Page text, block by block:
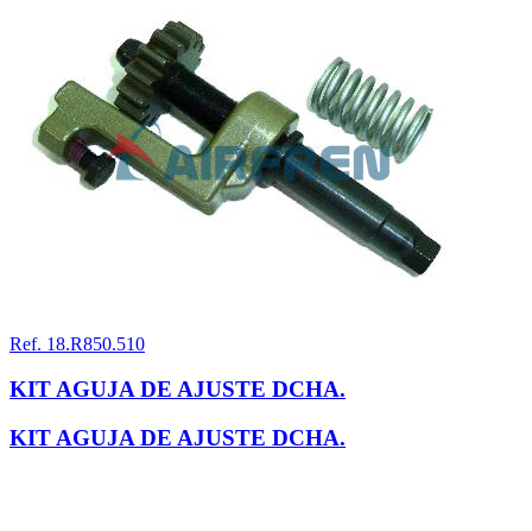
Ref. 18.R850.510
KIT AGUJA DE AJUSTE DCHA.
KIT AGUJA DE AJUSTE DCHA.